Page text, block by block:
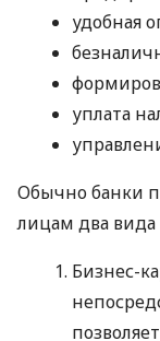
удобная
уплата
Обычно банки
лицам два вида
Бизнес-